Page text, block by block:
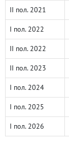
II пол. 2021
I пол. 2022
II пол. 2022
II пол. 2023
I пол. 2024
I пол. 2025
I пол. 2026